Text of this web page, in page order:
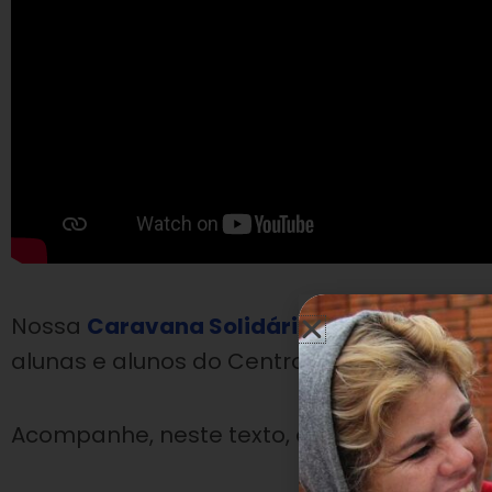
Nossa Caravana Solidária fez sua
alunas e alunos do Centro Educacional
Acompanhe, neste texto, o percurso